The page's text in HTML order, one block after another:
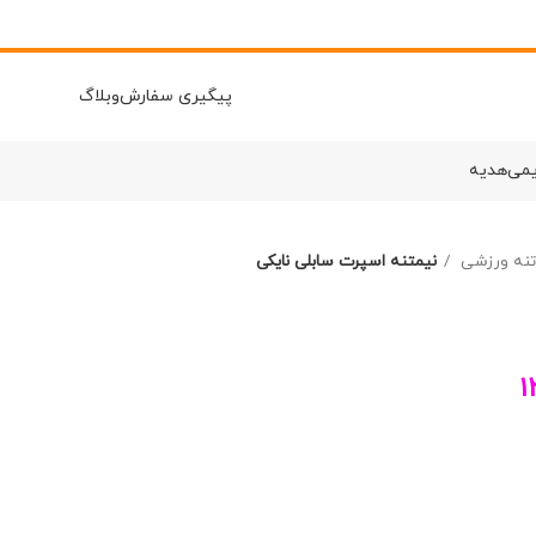
پیگیری سفارشوبلاگ
هدیه
ورزشی نیمتنه اسپرت سابلی نایکی